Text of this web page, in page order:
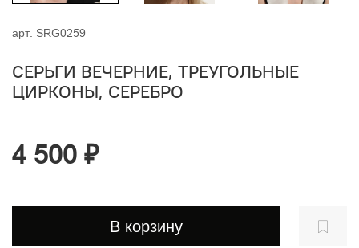
арт. SRG0259
СЕРЬГИ ВЕЧЕРНИЕ, ТРЕУГОЛЬНЫЕ
ЦИРКОНЫ, СЕРЕБРО
4 500 ₽
В корзину